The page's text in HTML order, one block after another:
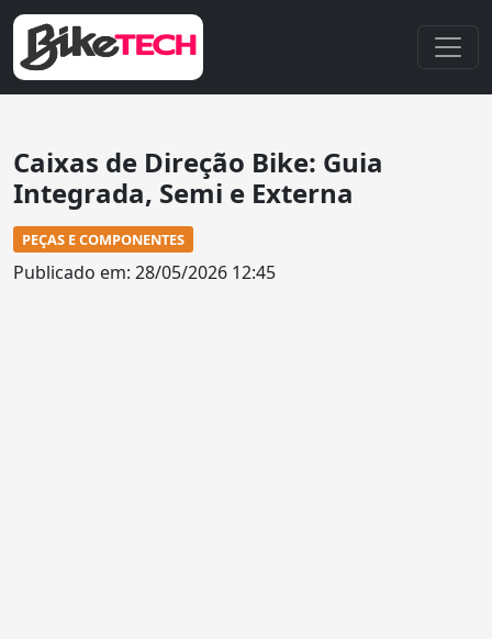
Caixas de Direção Bike: Guia
Integrada, Semi e Externa
PEÇAS E COMPONENTES
Publicado em: 28/05/2026 12:45